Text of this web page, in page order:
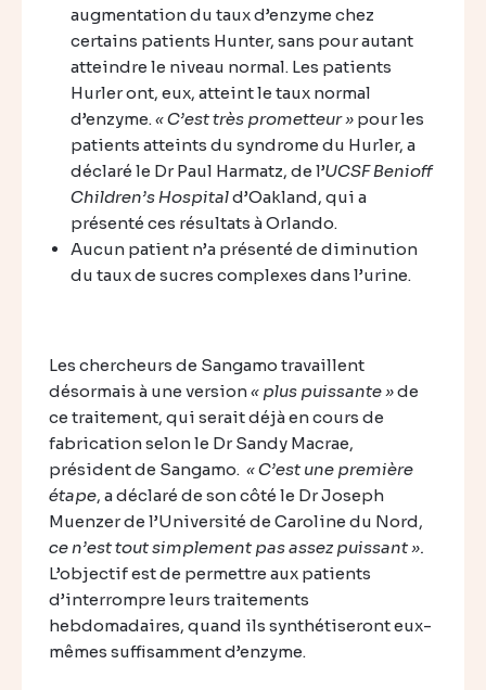
augmentation du taux d’enzyme chez
certains patients Hunter, sans pour autant
atteindre le niveau normal. Les patients
Hurler ont, eux, atteint le taux normal
d’enzyme.« C’est très prometteur » pour les
patients atteints du syndrome du Hurler, a
déclaré le Dr Paul Harmatz, de l’UCSF Benioff
Children’s Hospitald’Oakland, qui a
présenté ces résultats à Orlando.
Aucun patient n’a présenté de diminution
du taux de sucres complexes dans l’urine.
Les chercheurs de Sangamo travaillent
désormais à une version« plus puissante »de
ce traitement, qui serait déjà en cours de
fabrication selon le Dr Sandy Macrae,
président de Sangamo. « C’est une première
étape, a déclaré de son côté le Dr Joseph
Muenzer de l’Université de Caroline du Nord,
ce n’est tout simplement pas assez puissant ».
L’objectif est de permettre aux patients
d’interrompre leurs traitements
hebdomadaires, quand ils synthétiseront eux-
mêmes suffisamment d’enzyme.